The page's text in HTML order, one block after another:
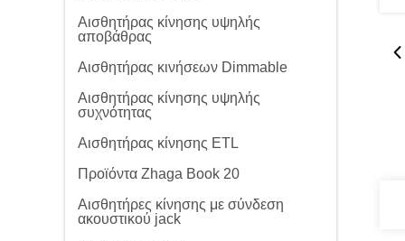
Αισθητήρας κίνησης υψηλής
αποβάθρας
Αισθητήρας κινήσεων Dimmable
Αισθητήρας κίνησης υψηλής
συχνότητας
Αισθητήρας κίνησης ETL
Προϊόντα Zhaga Book 20
Αισθητήρες κίνησης με σύνδεση
ακουστικού jack